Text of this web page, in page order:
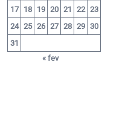
17
18 19 20 21 22 23
24 25 26 27 28 29 30
31
« fev